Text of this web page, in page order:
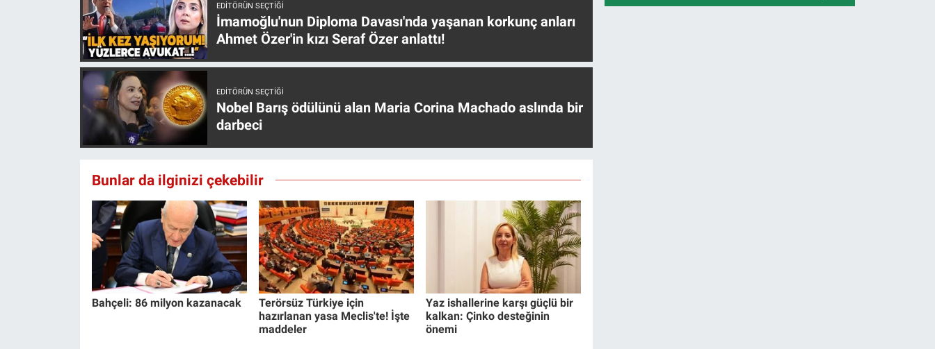
EDITÖRÜN SEÇTIĞI
İmamoğlu'nun Diploma Davası'nda yaşanan korkunç anları
Ahmet Özer'in kızı Seraf Özer anlattı!
EDITÖRÜN SEÇTIĞI
Nobel Barış ödülünü alan Maria Corina Machado aslında bir
darbeci
Bunlar da ilginizi çekebilir
Bahçeli: 86 milyon kazanacak
Terörsüz Türkiye için
hazırlanan yasa Meclis'te! İşte
maddeler
Yaz ishallerine karşı güçlü bir
kalkan: Çinko desteğinin
önemi
Türkiye'nin Geleceği
Türkiye'nin Gündemi
Yerel Gündem